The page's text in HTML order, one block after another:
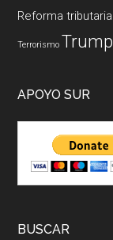
Reforma tributaria
Terrorismo Trump
APOYO SUR
BUSCAR